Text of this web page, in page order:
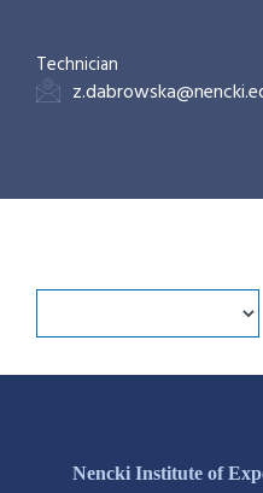
Technician
Nencki Institute of